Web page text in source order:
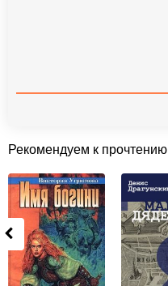
Рекомендуем к прочтению